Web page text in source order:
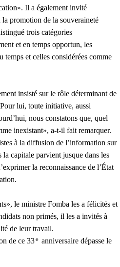
Il a également invité
la promotion de la souveraineté
trois catégories
et en temps opportun, les
et celles considérées comme
insisté sur le rôle déterminant de
lui, toute initiative, aussi
nous constatons que, quel
inexistant», a-t-il fait remarquer.
à la diffusion de l’information sur
capitale parvient jusque dans les
la reconnaissance de l’État
le ministre Fomba les a félicités et
non primés, il les a invités à
de leur travail.
de ce 33ᵉ anniversaire dépasse le